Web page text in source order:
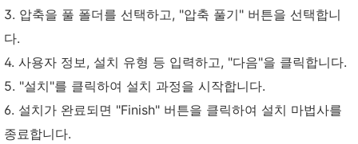
3. 압축을 풀 폴더를 선택하고, "압축 풀기" 버튼을 선택합니
다.
4. 사용자 정보, 설치 유형 등 입력하고, "다음"을 클릭합니다.
5. "설치"를 클릭하여 설치 과정을 시작합니다.
6. 설치가 완료되면 "Finish" 버튼을 클릭하여 설치 마법사를
종료합니다.